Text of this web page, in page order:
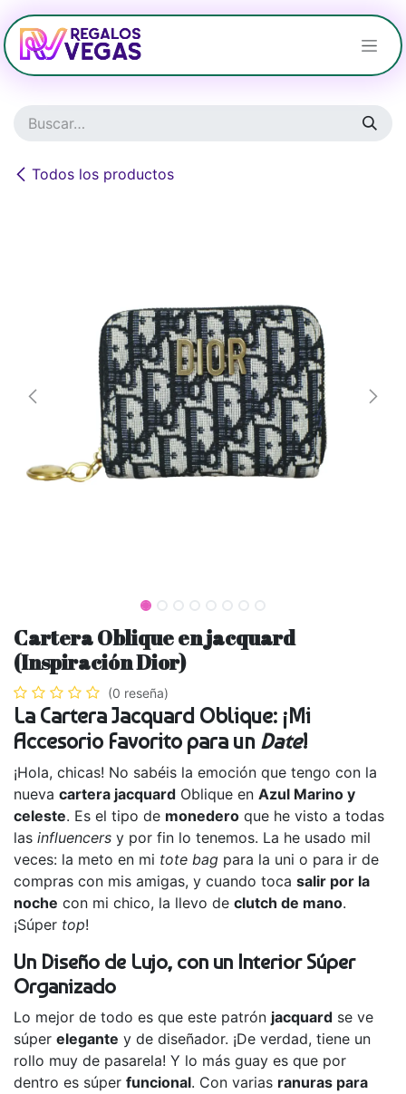
Ir al contenido
Todos los productos
Cartera Oblique en jacquard
(Inspiración Dior)
(0 reseña)
La Cartera Jacquard Oblique: ¡Mi
Accesorio Favorito para un Date!
¡Hola, chicas! No sabéis la emoción que tengo con la
nueva cartera jacquard Oblique en Azul Marino y
celeste. Es el tipo de monedero que he visto a todas
las influencers y por fin lo tenemos. La he usado mil
veces: la meto en mi tote bag para la uni o para ir de
compras con mis amigas, y cuando toca salir por la
noche con mi chico, la llevo de clutch de mano.
¡Súper top!
Un Diseño de Lujo, con un Interior Súper
Organizado
Lo mejor de todo es que este patrón jacquard se ve
súper elegante y de diseñador. ¡De verdad, tiene un
rollo muy de pasarela! Y lo más guay es que por
dentro es súper funcional. Con varias ranuras para